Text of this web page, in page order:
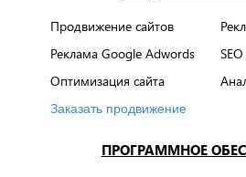
Продвижение сайтов
Реклама Google Adwords
Оптимизация сайта
Заказать продвижение
ПРОГРАММНОЕ